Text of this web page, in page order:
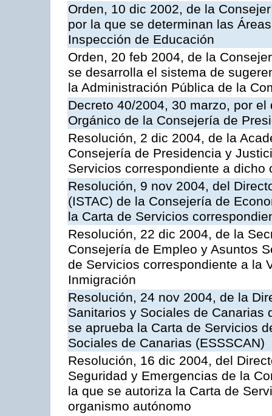
Orden, 10 dic 2002, de la
por la que se determinan las
Inspección de Educación
Orden, 20 feb 2004, de la
se desarrolla el sistema de
la Administración Pública de la
Decreto 40/2004, 30 marzo, por
Orgánico de la Consejería de
Resolución, 2 dic 2004, de la
Consejería de Presidencia y
Servicios correspondiente a dicho
Resolución, 9 nov 2004, del
(ISTAC) de la Consejería de
la Carta de Servicios
Resolución, 22 dic 2004, de la
Consejería de Empleo y Asuntos
de Servicios correspondiente a la
Inmigración
Resolución, 24 nov 2004, de la
Sanitarios y Sociales de Canarias
se aprueba la Carta de Servicios
Sociales de Canarias (ESSSCAN)
Resolución, 16 dic 2004, del
Seguridad y Emergencias de la
la que se autoriza la Carta de
organismo autónomo